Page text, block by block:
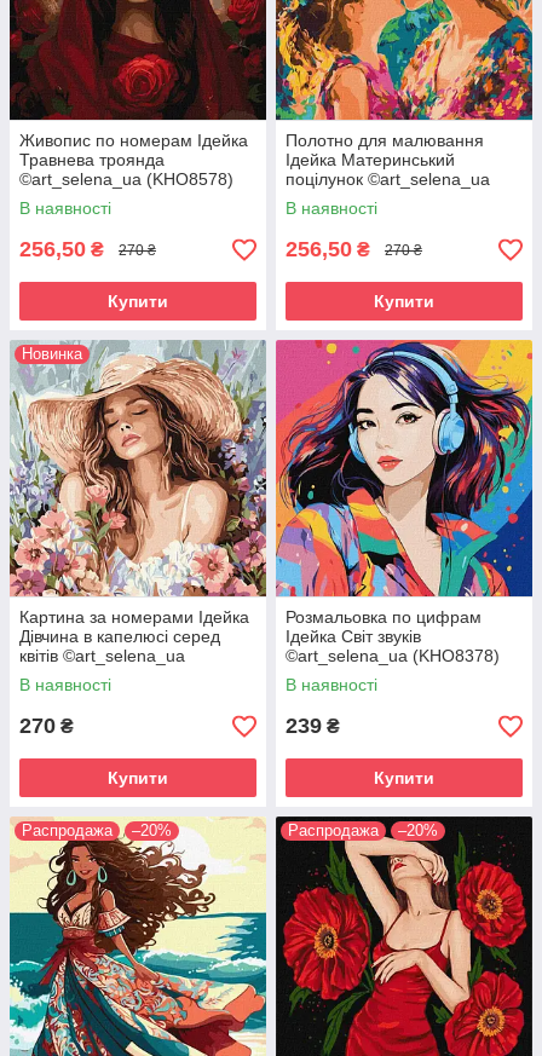
Живопис по номерам Ідейка
Травнева троянда
©art_selena_ua (KHO8578)
40 х 40 см
В наявності
256,50 ₴ 270 ₴
Купити
Полотно для малювання
Ідейка Материнський
поцілунок ©art_selena_ua
(KHO8577) 40 х 40 см
В наявності
256,50 ₴ 270 ₴
Купити
Новинка
Картина за номерами Ідейка
Дівчина в капелюсі серед
квітів ©art_selena_ua
(KHO8569) 40 х 40 см
В наявності
270 ₴
Купити
Розмальовка по цифрам
Ідейка Світ звуків
©art_selena_ua (KHO8378)
40 х 40 см
В наявності
239 ₴
Купити
Распродажа –20% Распродажа –20%